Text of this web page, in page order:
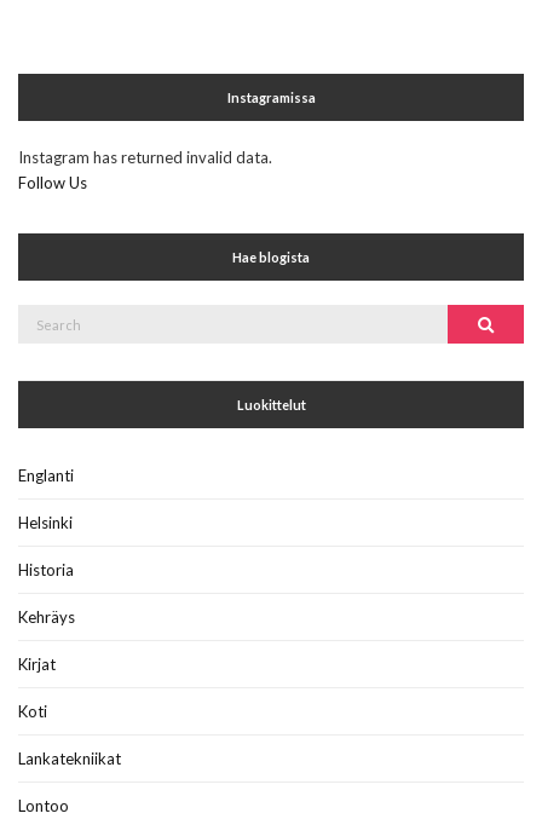
Instagramissa
Instagram has returned invalid data.
Follow Us
Hae blogista
Search
Luokittelut
Englanti
Helsinki
Historia
Kehräys
Kirjat
Koti
Lankatekniikat
Lontoo